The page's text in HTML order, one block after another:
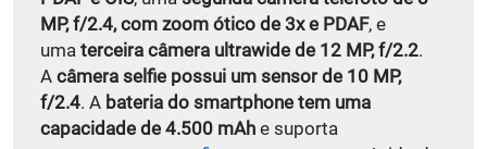
MP, f/2.4, com zoom ótico de 3x e PDAF, e
uma terceira câmera ultrawide de 12 MP, f/2.2.
A câmera selfie possui um sensor de 10 MP,
f/2.4. A bateria do smartphone tem uma
capacidade de 4.500 mAh e suporta